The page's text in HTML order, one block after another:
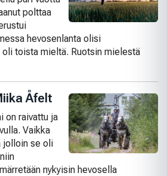
polttaa
hevosenlanta olisi
toista mieltä. Ruotsin mielestä
Åfelt
on raivattu ja
Vaikka
jolloin se oli
nykyisin hevosella